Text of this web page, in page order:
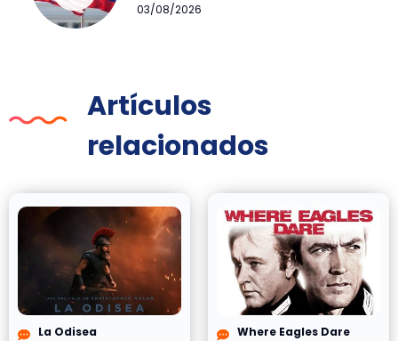
03/08/2026
Artículos
relacionados
La Odisea Where Eagles Dare